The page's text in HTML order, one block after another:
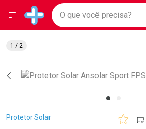
Drogarias Pacheco
Baixe nosso APP e aproveite
Ir direto para a home
pela página
Ir direto para o conteúdo
Ir direto para a busca
Ir direto para a conta
Ir direto para a notificações
Ir direto para o carrinho
Faça a sua busca
O que você precisa?
Menu
Breadcrumb
Protetor Solar
1 / 2